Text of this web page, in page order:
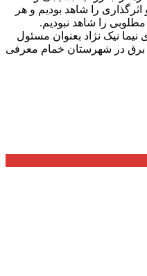
اثرگذاری را شاهد بودیم و هر
را شاهد نبودیم.
نیک نژاد بعنوان مسئول
در شهرستان خمام معرفی